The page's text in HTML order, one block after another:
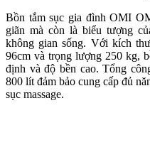
Bồn tắm sục gia đình OMI
giãn mà còn là biểu tượng
không gian sống. Với kích
96cm và trọng lượng 250 kg,
định và độ bền cao. Tổng
800 lít đảm bảo cung cấp đủ
sục massage.